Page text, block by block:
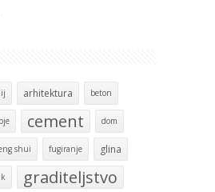
arhitektura beton
cement dom
shui fugiranje glina
graditeljstvo